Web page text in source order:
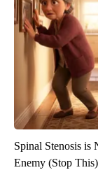
Spinal Stenosis is
Enemy (Stop This)